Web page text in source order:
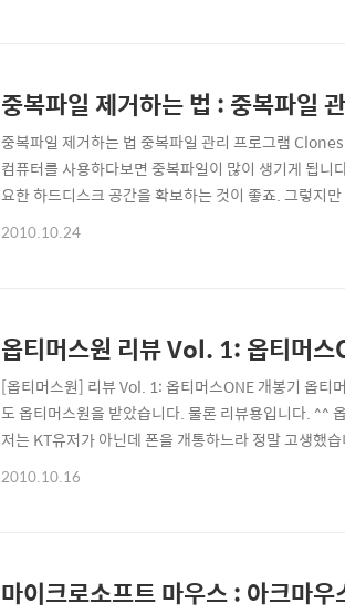
중복파일 제거하는 법 : 중복파일
중복파일 제거하는 법 중복파일 관리 프로그램
컴퓨터를 사용하다보면 중복파일이 많이 생기게 됩
요한 하드디스크 공간을 확보하는 것이 좋죠. 그렇지
일이 아닙니다. ^^ 이런 중복파일을 정리해주는 프로
2010.10.24
옵티머스원 리뷰 Vol. 1: 옵티머
[옵티머스원] 리뷰 Vol. 1: 옵티머스ONE 개봉기 옵티
도 옵티머스원을 받았습니다. 물론 리뷰용입니다. ^^
저는 KT유저가 아닌데 폰을 개통하느라 정말 고생했
LG로도 곧 출시가 된다고 하니 정말 기대해볼만 합니
2010.10.16
마이크로소프트 마우스 : 아크마